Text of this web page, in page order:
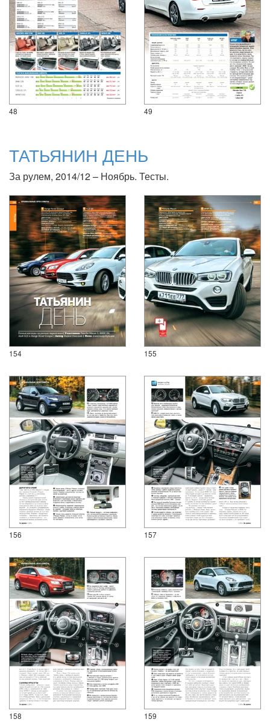
48 49
ТАТЬЯНИН ДЕНЬ
За рулем, 2014/12 – Ноябрь. Тесты.
154 155
156 157
158 159